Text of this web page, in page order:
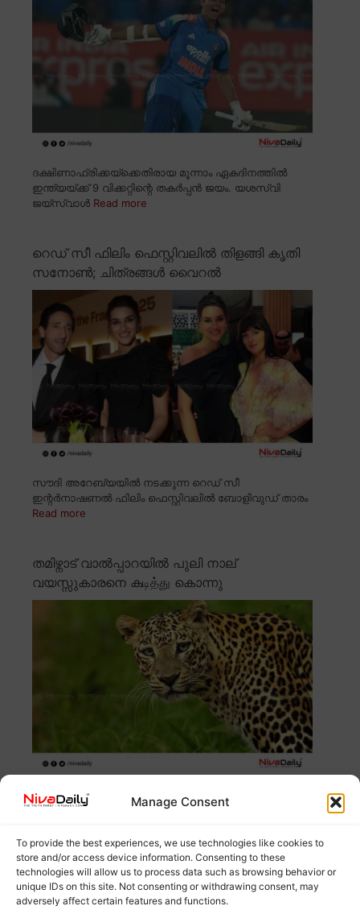
Manage Consent
To provide the best experiences, we use technologies like cookies to
store and/or access device information. Consenting to these
technologies will allow us to process data such as browsing behavior or
unique IDs on this site. Not consenting or withdrawing consent, may
adversely affect certain features and functions.
ദക്ഷിണാഫ്രിക്കയ്ക്കെതിരായ മൂന്നാം ഏകദിനത്തിൽ
ഇന്ത്യയ്ക്ക് 9 വിക്കറ്റിന്റെ തകർപ്പൻ ജയം. യശസ്വി
ജയ്സ്വാൾ Read more
റെഡ് സീ ഫിലിം ഫെസ്റ്റിവലിൽ തിളങ്ങി കൃതി
സനോൺ; ചിത്രങ്ങൾ വൈറൽ
സൗദി അറേബ്യയിൽ നടക്കുന്ന റെഡ് സീ
ഇന്റർനാഷണൽ ഫിലിം ഫെസ്റ്റിവലിൽ ബോളിവുഡ് താരം
Read more
തമിഴ്നാട് വാൽപ്പാറയിൽ പുലി നാല്
വയസ്സുകാരനെ കடித்து കൊന്നു
തമിഴ്നാട് വാൽപ്പാറയിൽ നാല് വയസ്സുകാരനെ പുലി
കடித்து കൊന്നു. ആയിപാടി എസ്റ്റേറ്റിലെ തോട്ടം
മോഹൻലാലിനെ പൊന്നാടയണിയിച്ച് മമ്മൂട്ടി;
‘പാട്രിയറ്റി’ന്റെ ലൊക്കേഷനിൽ